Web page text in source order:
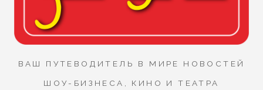
ВАШ ПУТЕВОДИТЕЛЬ В МИРЕ НОВОСТЕЙ
ШОУ-БИЗНЕСА, КИНО И ТЕАТРА